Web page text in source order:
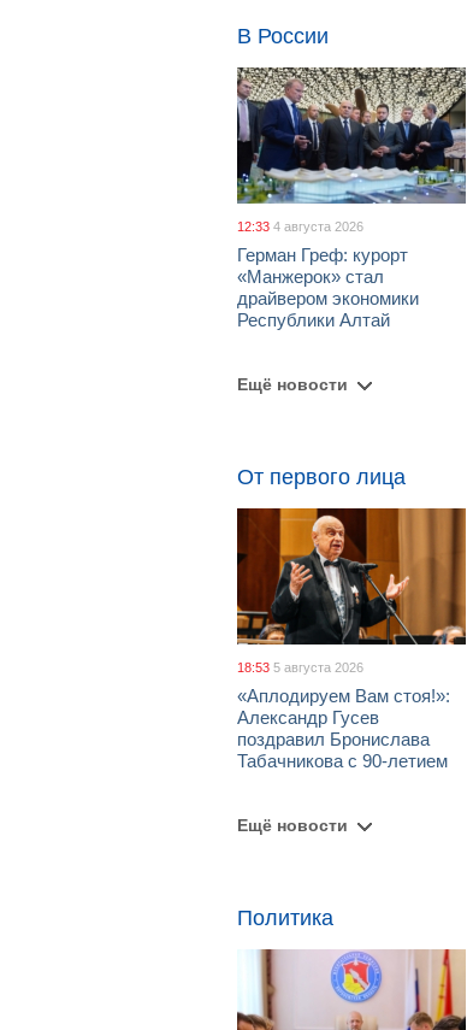
В России
12:33 4 августа 2026
Герман Греф: курорт
«Манжерок» стал
драйвером экономики
Республики Алтай
Ещё новости
От первого лица
18:53 5 августа 2026
«Аплодируем Вам стоя!»:
Александр Гусев
поздравил Бронислава
Табачникова с 90-летием
Ещё новости
Политика